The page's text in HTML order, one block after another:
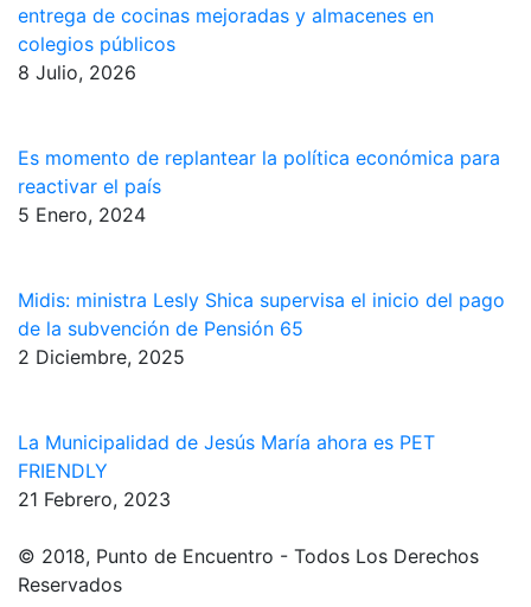
entrega de cocinas mejoradas y almacenes en
colegios públicos
8 Julio, 2026
Es momento de replantear la política económica para
reactivar el país
5 Enero, 2024
Midis: ministra Lesly Shica supervisa el inicio del pago
de la subvención de Pensión 65
2 Diciembre, 2025
La Municipalidad de Jesús María ahora es PET
FRIENDLY
21 Febrero, 2023
© 2018, Punto de Encuentro - Todos Los Derechos
Reservados